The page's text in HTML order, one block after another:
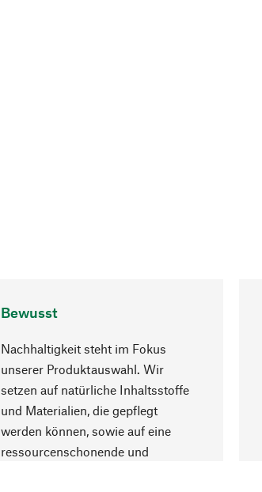
Bewusst
Nachhaltigkeit steht im Fokus
unserer Produktauswahl. Wir
setzen auf natürliche Inhaltsstoffe
und Materialien, die gepflegt
werden können, sowie auf eine
ressourcenschonende und